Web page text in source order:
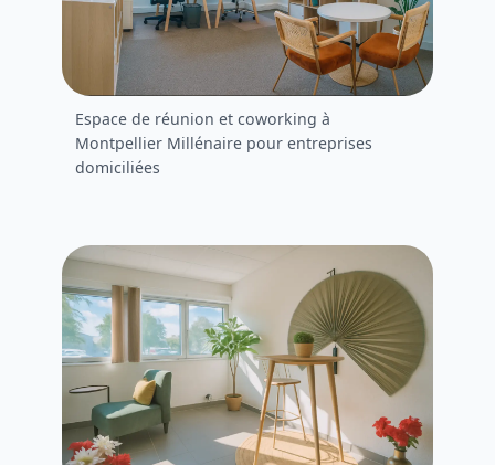
Espace de réunion et coworking à
Montpellier Millénaire pour entreprises
domiciliées